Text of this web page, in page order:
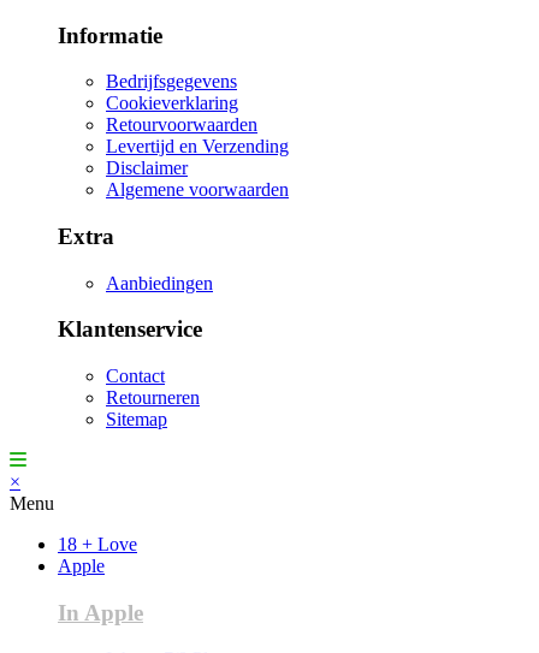
Informatie
Bedrijfsgegevens
Cookieverklaring
Retourvoorwaarden
Levertijd en Verzending
Disclaimer
Algemene voorwaarden
Extra
Aanbiedingen
Klantenservice
Contact
Retourneren
Sitemap
×
Menu
18 + Love
Apple
In Apple